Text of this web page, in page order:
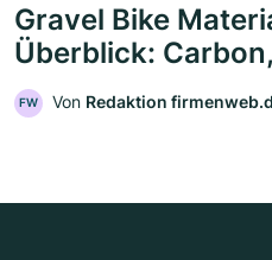
Gravel Bike
Überblick:
FW Von Redaktion